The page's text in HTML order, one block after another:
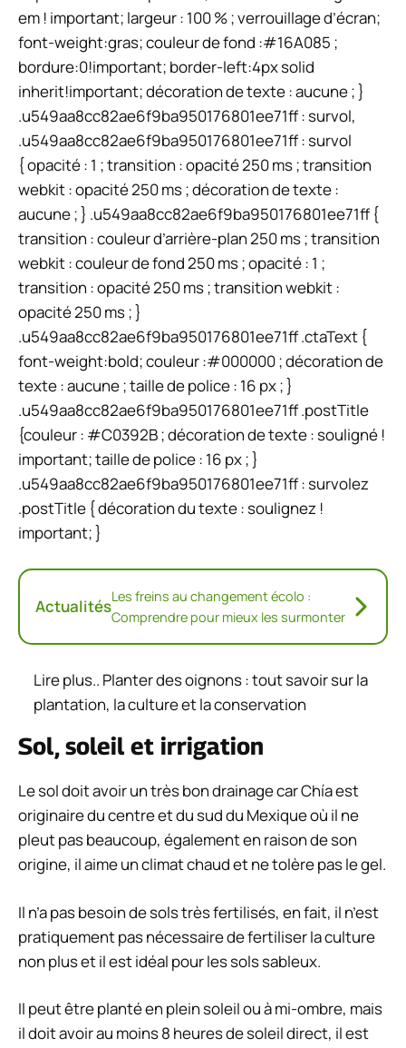
em ! important; largeur : 100 % ; verrouillage d’écran;
font-weight:gras; couleur de fond :#16A085 ;
bordure:0!important; border-left:4px solid
inherit!important; décoration de texte : aucune ; }
.u549aa8cc82ae6f9ba950176801ee71ff : survol,
.u549aa8cc82ae6f9ba950176801ee71ff : survol
{ opacité : 1 ; transition : opacité 250 ms ; transition
webkit : opacité 250 ms ; décoration de texte :
aucune ; } .u549aa8cc82ae6f9ba950176801ee71ff {
transition : couleur d’arrière-plan 250 ms ; transition
webkit : couleur de fond 250 ms ; opacité : 1 ;
transition : opacité 250 ms ; transition webkit :
opacité 250 ms ; }
.u549aa8cc82ae6f9ba950176801ee71ff .ctaText {
font-weight:bold; couleur :#000000 ; décoration de
texte : aucune ; taille de police : 16 px ; }
.u549aa8cc82ae6f9ba950176801ee71ff .postTitle
{couleur : #C0392B ; décoration de texte : souligné !
important; taille de police : 16 px ; }
.u549aa8cc82ae6f9ba950176801ee71ff : survolez
.postTitle { décoration du texte : soulignez !
important; }
ActualitésLes freins au changement écolo :
Comprendre pour mieux les surmonter
Lire plus.. Planter des oignons : tout savoir sur la
plantation, la culture et la conservation
Sol, soleil et irrigation
Le sol doit avoir un très bon drainage car Chía est
originaire du centre et du sud du Mexique où il ne
pleut pas beaucoup, également en raison de son
origine, il aime un climat chaud et ne tolère pas le gel.
Il n’a pas besoin de sols très fertilisés, en fait, il n’est
pratiquement pas nécessaire de fertiliser la culture
non plus et il est idéal pour les sols sableux.
Il peut être planté en plein soleil ou à mi-ombre, mais
il doit avoir au moins 8 heures de soleil direct, il est